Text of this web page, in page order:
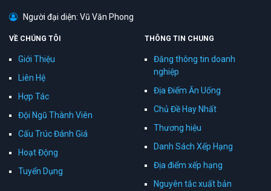
Người đại diện: Vũ Văn Phong
VỀ CHÚNG TÔI
Giới Thiệu
Liên Hệ
Hợp Tác
Đội Ngũ Thành Viên
Cấu Trúc Đánh Giá
Hoạt Động
Tuyển Dụng
THÔNG TIN CHUNG
Đăng thông tin doanh
nghiệp
Địa Điểm Ăn Uống
Chủ Đề Hay Nhất
Thương hiệu
Danh Sách Xếp Hạng
Địa điểm xếp hạng
Nguyên tắc xuất bản